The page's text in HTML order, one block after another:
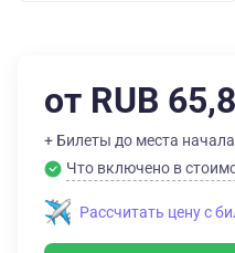
от RUB
+ Билеты до места
Что включено в
Рассчитать цену с